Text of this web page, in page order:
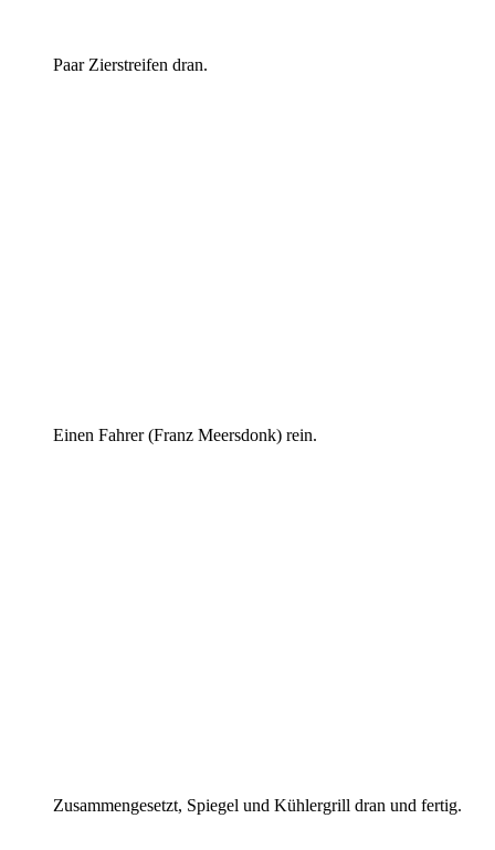
Paar Zierstreifen dran.
Einen Fahrer (Franz Meersdonk) rein.
Zusammengesetzt, Spiegel und Kühlergrill dran und fertig.